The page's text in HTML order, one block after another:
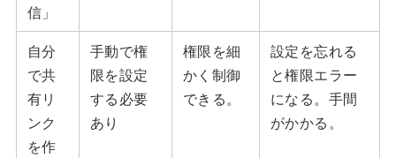
信」
自分
で共
有リ
ンク
を作
手動で権
限を設定
する必要
あり
権限を細
かく制御
できる。
設定を忘れる
と権限エラー
になる。手間
がかかる。